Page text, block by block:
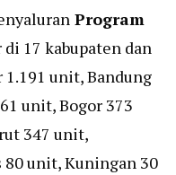
Program
17 kabupaten dan
unit, Bandung
unit, Bogor 373
347 unit,
unit, Kuningan 30